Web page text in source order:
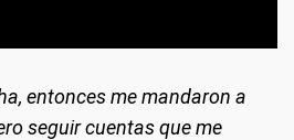
entonces me mandaron a
seguir cuentas que me